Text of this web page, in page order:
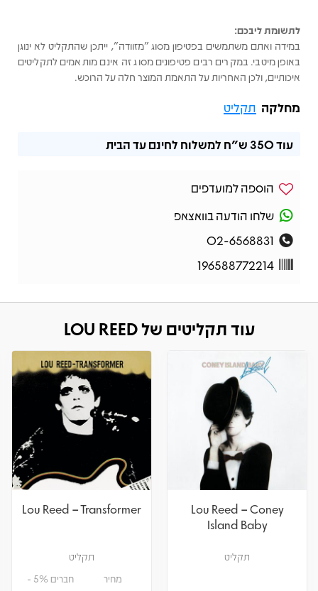
לתשומת ליבכם:
במידה ואתם משתמשים בפטיפון מסוג "מזוודה", ייתכן שהתקליט לא ינוגן
באופן מיטבי. במקרים רבים פטיפונים מסוג זה אינם מותאמים לתקליטים
איכותיים, ולכן האחריות על התאמת המוצר חלה על הרוכש.
מחלקה תקליט
עוד350 ש"ח למשלוח לחינם עד הבית
הוספה למועדפים
שלחו הודעה בוואצאפ
02-6568831
196588772214
עוד תקליטים של LOU REED
Lou Reed – Coney
Island Baby
תקליט
Lou Reed – Transformer
תקליט
מחיר חברים 5% -